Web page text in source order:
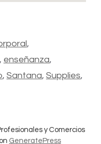
,
, enseñanza,
, Santana, Supplies,
y Comercios
GeneratePress